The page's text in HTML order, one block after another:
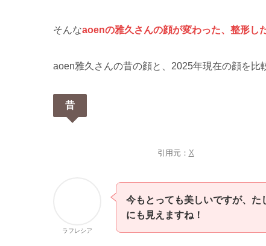
そんなaoenの雅久さんの顔が変わった、整形し
aoen雅久さんの昔の顔と、2025年現在の顔を比
昔
引用元： X
ラフレシア
今もとっても美しいですが、た
にも見えますね！